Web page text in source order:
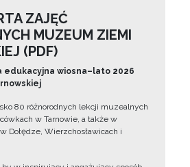
ZAJĘĆ
MUZEUM ZIEMI
(PDF)
edukacyjna wiosna–lato 2026
80 różnorodnych lekcji muzealnych
w Tarnowie, a także w
Dołędze, Wierzchosławicach i